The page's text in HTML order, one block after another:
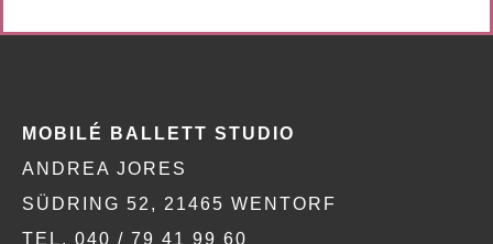
MOBILÉ BALLETT STUDIO
ANDREA JORES
SÜDRING 52, 21465 WENTORF
TEL. 040 / 79 41 99 60